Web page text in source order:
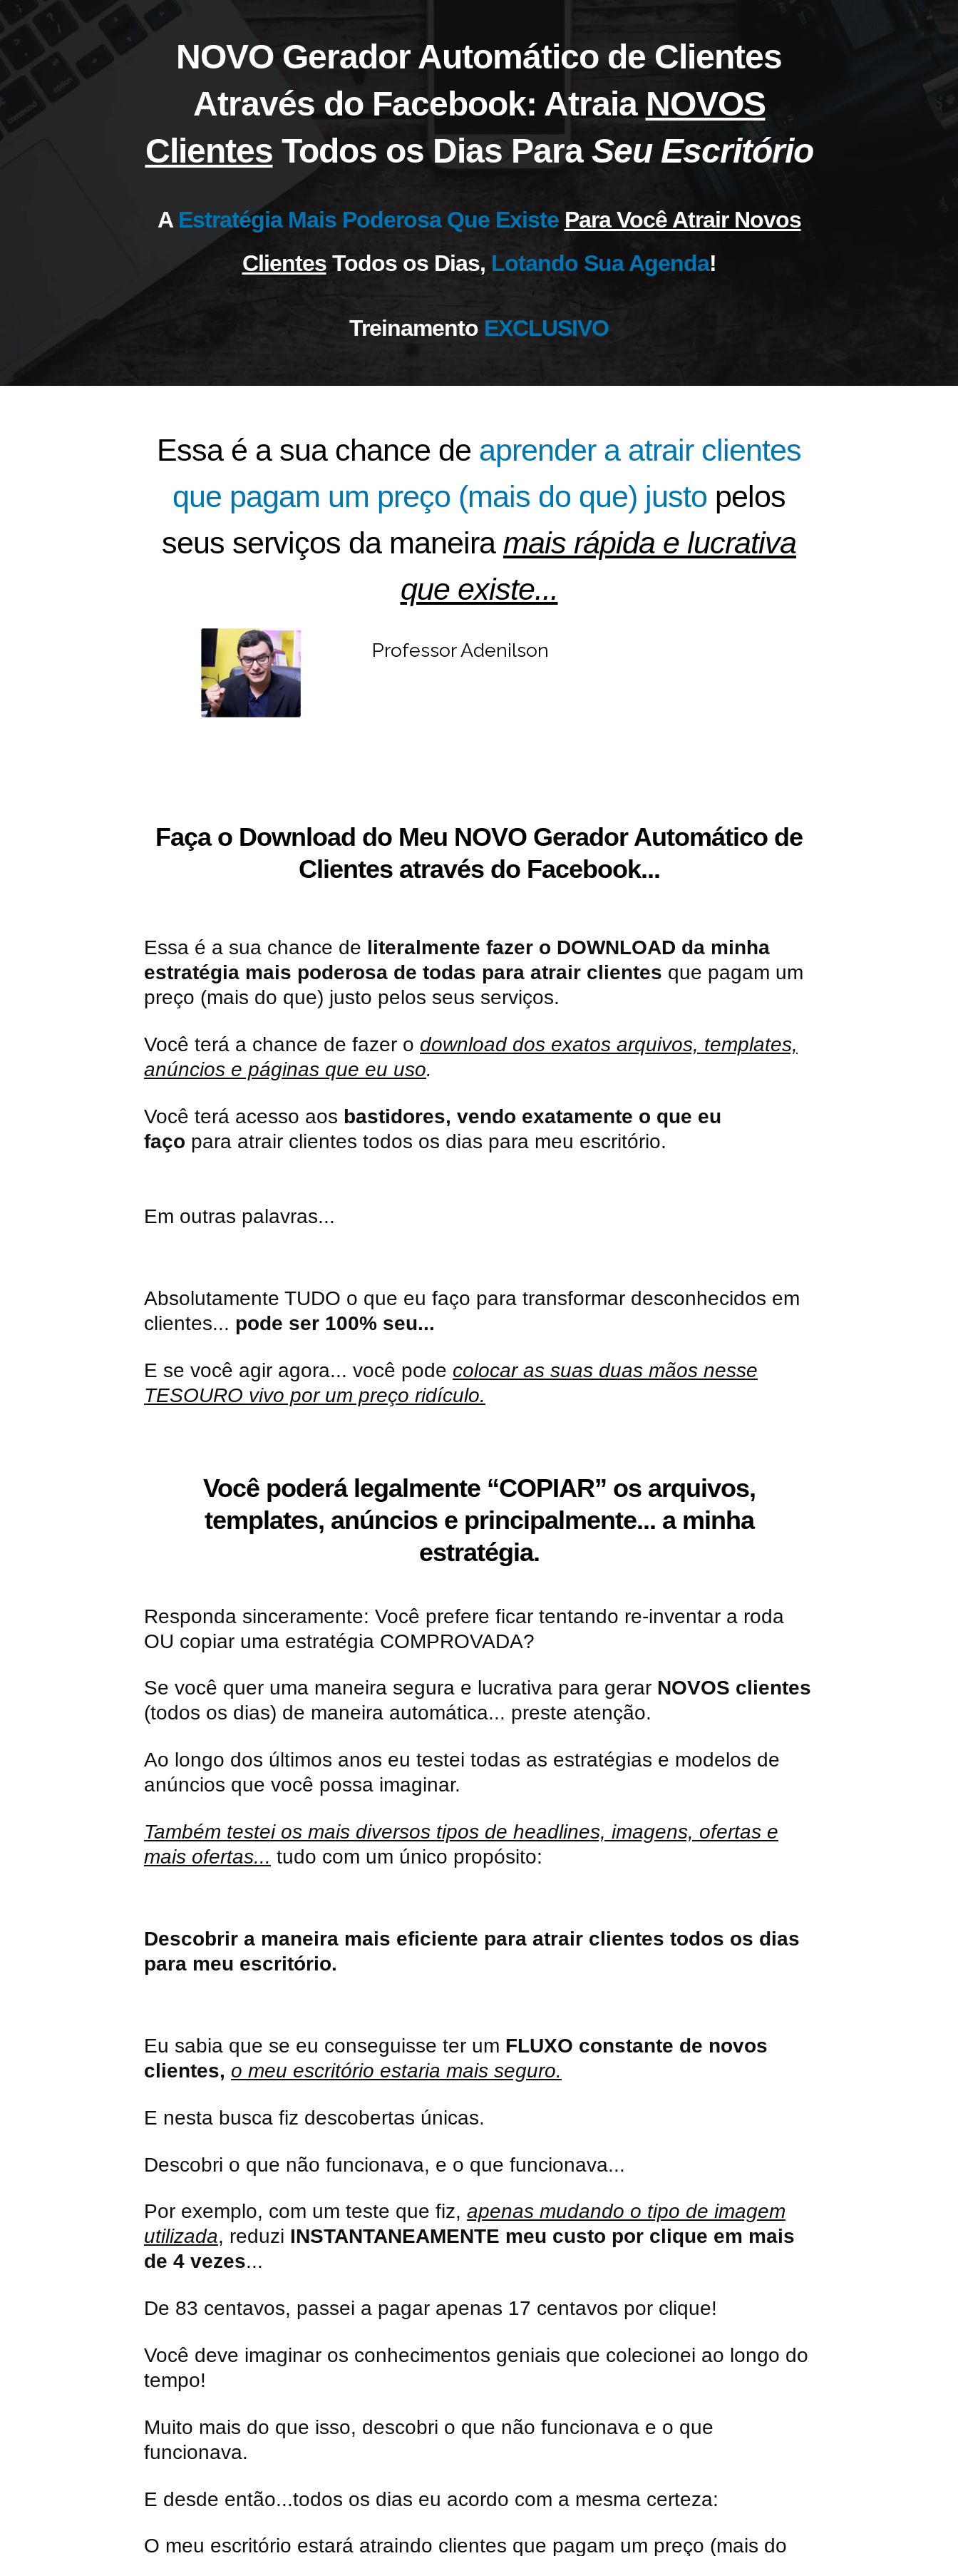
NOVO Gerador Automático de Clientes
Através do Facebook: Atraia NOVOS
Clientes Todos os Dias Para Seu Escritório
A Estratégia Mais Poderosa Que Existe Para Você Atrair Novos
ClientesTodos os Dias, Lotando Sua Agenda!
Treinamento EXCLUSIVO
Essa é a sua chance de aprender a atrair clientes
que pagam um preço (mais do que) justo pelos
seus serviços da maneira mais rápida e lucrativa
que existe...
Professor Adenilson
Faça o Download do Meu NOVO Gerador Automático de
Clientes através do Facebook...
Essa é a sua chance de literalmente fazer o DOWNLOAD da minha
estratégia mais poderosa de todas para atrair clientes que pagam um
preço (mais do que) justo pelos seus serviços.
Você terá a chance de fazer o download dos exatos arquivos, templates,
anúncios e páginas que eu uso.
Você terá acesso aos bastidores, vendo exatamente o que eu
faço para atrair clientes todos os dias para meu escritório.
Em outras palavras...
Absolutamente TUDO o que eu faço para transformar desconhecidos em
clientes... pode ser 100% seu...
E se você agir agora... você pode colocar as suas duas mãos nesse
TESOURO vivo por um preço ridículo.
Você poderá legalmente “COPIAR” os arquivos,
templates, anúncios e principalmente... a minha
estratégia.
Responda sinceramente: Você prefere ficar tentando re-inventar a roda
OU copiar uma estratégia COMPROVADA?
Se você quer uma maneira segura e lucrativa para gerar NOVOS clientes
(todos os dias) de maneira automática... preste atenção.
Ao longo dos últimos anos eu testei todas as estratégias e modelos de
anúncios que você possa imaginar.
Também testei os mais diversos tipos de headlines, imagens, ofertas e
mais ofertas... tudo com um único propósito:
Descobrir a maneira mais eficiente para atrair clientes todos os dias
para meu escritório.
Eu sabia que se eu conseguisse ter um FLUXO constante de novos
clientes, o meu escritório estaria mais seguro.
E nesta busca fiz descobertas únicas.
Descobri o que não funcionava, e o que funcionava...
Por exemplo, com um teste que fiz, apenas mudando o tipo de imagem
utilizada, reduzi INSTANTANEAMENTE meu custo por clique em mais
de 4 vezes...
De 83 centavos, passei a pagar apenas 17 centavos por clique!
Você deve imaginar os conhecimentos geniais que colecionei ao longo do
tempo!
Muito mais do que isso, descobri o que não funcionava e o que
funcionava.
E desde então...todos os dias eu acordo com a mesma certeza:
O meu escritório estará atraindo clientes que pagam um preço (mais do